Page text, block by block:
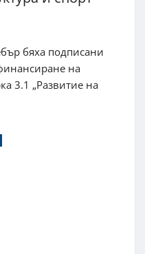
бяха подписани
на
3.1 „Развитие на